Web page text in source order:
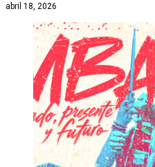
abril 18, 2026